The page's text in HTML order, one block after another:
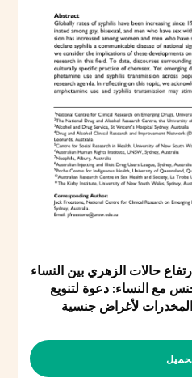
حالات الزهري بين النساء
مع النساء: دعوة لتنويع
لأغراض جنسية